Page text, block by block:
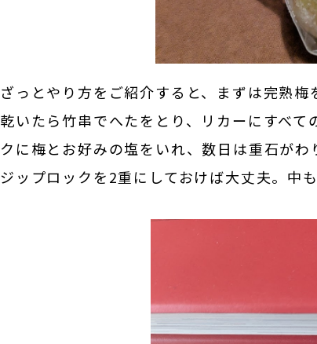
ざっとやり方をご紹介すると、まずは完熟
乾いたら竹串でへたをとり、リカーにすべ
クに梅とお好みの塩をいれ、数日は重石が
ジップロックを2重にしておけば大丈夫。中